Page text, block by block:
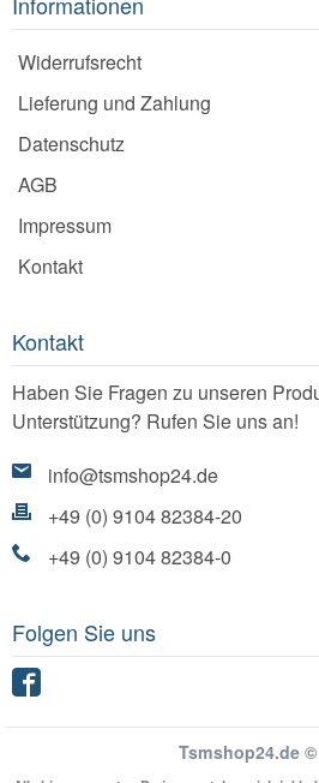
Widerrufsrecht
Lieferung und Zahlung
Datenschutz
AGB
Impressum
Kontakt
Kontakt
Haben Sie Fragen zu unseren
Unterstützung? Rufen Sie uns an!
info@tsmshop24.de
+49 (0) 9104 82384-20
+49 (0) 9104 82384-0
Folgen Sie uns
Tsmshop24.de ©